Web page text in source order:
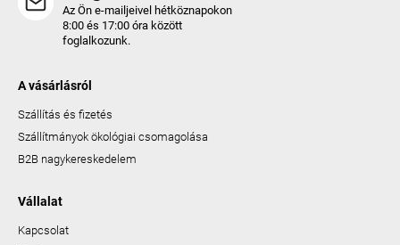
Az Ön e-mailjeivel hétköznapokon
8:00 és 17:00 óra között
foglalkozunk.
A vásárlásról
Szállítás és fizetés
Szállítmányok ökológiai csomagolása
B2B nagykereskedelem
Vállalat
Kapcsolat